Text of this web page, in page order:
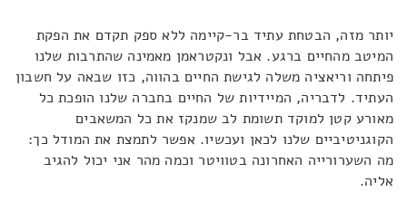
יותר מזה, הבטחת עתיד בר-קיימה ללא ספק תקדם את הפקת
המיטב מהחיים ברגע. אבל ונקטראמן מאמינה שהתרבות שלנו
פיתחה וריאציה משלה לגישת החיים בהווה, כזו שבאה על חשבון
העתיד. לדבריה, המיידיות של החיים בחברה שלנו הופכת כל
מאורע קטן למוקד תשומת לב שמנקז את כל המשאבים
הקוגניטיביים שלנו לכאן ועכשיו. אפשר לתמצת את המודל כך:
מה השערורייה האחרונה בטוויטר וכמה מהר אני יכול להגיב
אליה.